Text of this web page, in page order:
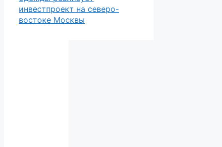
инвестпроект на северо-
востоке Москвы